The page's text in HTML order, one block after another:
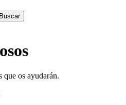
que os ayudarán.